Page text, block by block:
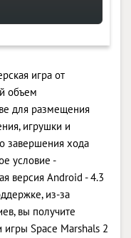
игра от
объем
для размещения
игрушки и
завершения хода
условие -
версия Android - 4.3
из-за
вы получите
игры Space Marshals 2